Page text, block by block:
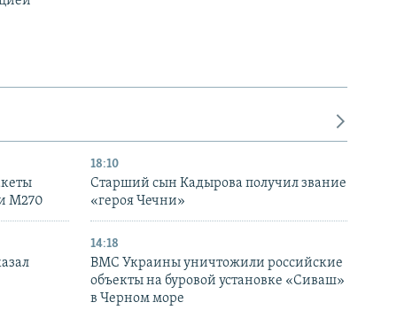
M270
18:10
Старший сын Кадырова получил звание
«героя Чечни»
14:18
ВМС Украины уничтожили российские
объекты на буровой установке «Сиваш»
в Черном море